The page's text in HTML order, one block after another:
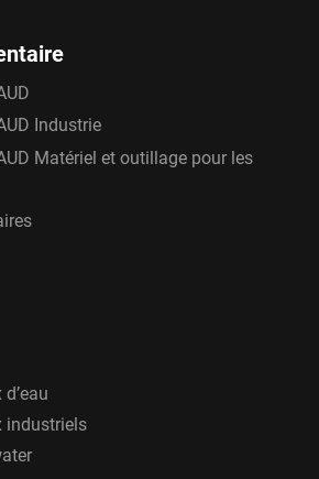
de haute performance sont
selon les normes de
Joint torique
étanchéité parfaite.
joint XXL dans la plage de
permet de rattraper les défauts
tout en garantissant
du raccord permet une
22 mm, Ø24-28 mm, Ø31-35
Ø48-51 mm, Ø60-64 mm.
Industrie
Matériel et outillage pour les
industriels